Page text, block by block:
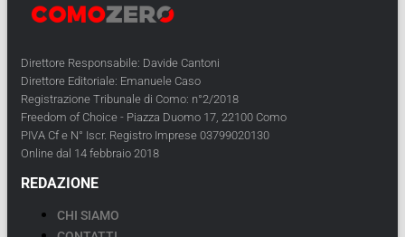
Direttore Responsabile: Davide Cantoni
Direttore Editoriale: Emanuele Caso
Registrazione Tribunale di Como: n°2/2018
Freedom of Choice - Piazza Duomo 17, 22100 Como
PIVA Cf e N° Iscr. Registro Imprese 03799020130
Online dal 14 febbraio 2018
REDAZIONE
CHI SIAMO